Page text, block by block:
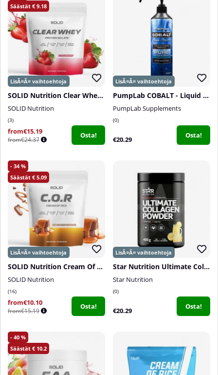
9.18
SOLID Nutrition Clear Whey, 300 g
SOLID Nutrition
3
from€15.19
from€24.37
Osta!
PumpLab COBALT - Liquid Glycerol, 500 ml
PumpLab Supplements
0
€20.29 Osta!
34
5.09
SOLID Nutrition Cream Of Rice, 1 kg
SOLID Nutrition
16
from€10.10
from€15.19
Osta!
Star Nutrition Ultimate Collagen Powder, 400 g
Star Nutrition
0
€20.29 Osta!
40
10.2